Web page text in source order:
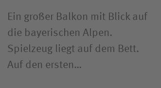
Ein großer Balkon mit Blick auf
die bayerischen Alpen.
Spielzeug liegt auf dem Bett.
Auf den ersten…